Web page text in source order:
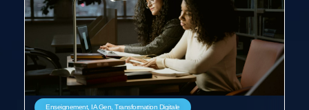
Enseignement, IA Gen, Transformation Digitale